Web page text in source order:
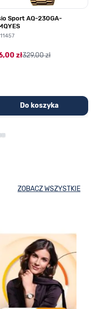
Sport AQ-230GA-
zł329,00 zł
Do koszyka
ZOBACZ WSZYSTKIE